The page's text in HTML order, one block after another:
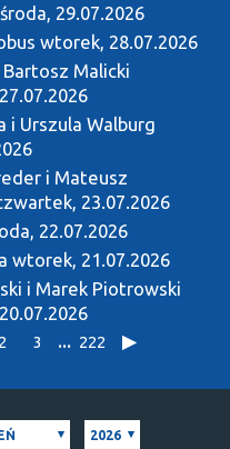
środa, 29.07.2026
wtorek, 28.07.2026
Malicki
i Urszula Walburg
i Mateusz
23.07.2026
22.07.2026
wtorek, 21.07.2026
i Marek Piotrowski
2 3 ... 222
2026